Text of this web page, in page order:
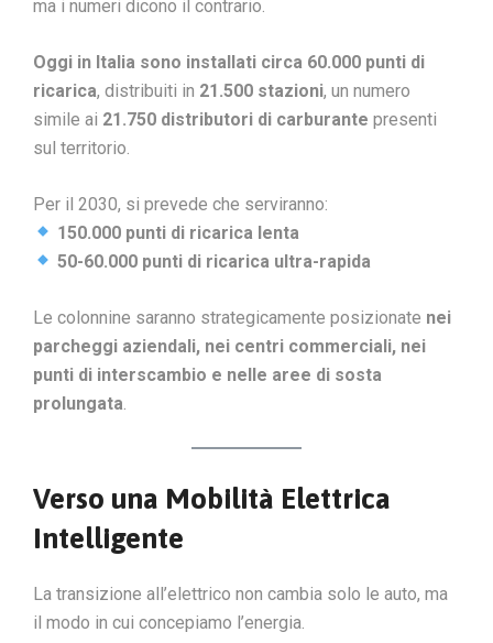
ma i numeri dicono il contrario.
Oggi in Italia sono installati circa 60.000 punti di
ricarica, distribuiti in 21.500 stazioni, un numero
simile ai 21.750 distributori di carburante presenti
sul territorio.
Per il 2030, si prevede che serviranno:
150.000 punti di ricarica lenta
50-60.000 punti di ricarica ultra-rapida
Le colonnine saranno strategicamente posizionate nei
parcheggi aziendali, nei centri commerciali, nei
punti di interscambio e nelle aree di sosta
prolungata.
Verso una Mobilità Elettrica
Intelligente
La transizione all’elettrico non cambia solo le auto, ma
il modo in cui concepiamo l’energia.